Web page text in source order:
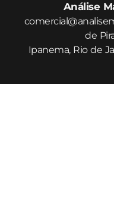
Análise
de
Ipanema, Rio de